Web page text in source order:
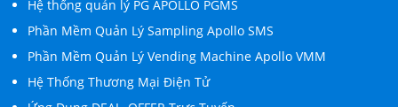
Hệ thống quản lý PG APOLLO PGMS
Phần Mềm Quản Lý Sampling Apollo SMS
Phần Mềm Quản Lý Vending Machine Apollo VMM
Hệ Thống Thương Mại Điện Tử